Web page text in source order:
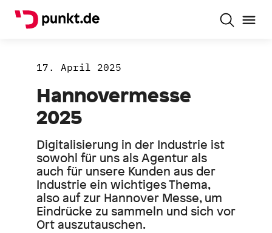
17. April 2025
Hannovermesse
2025
Digitalisierung in der Industrie ist
sowohl für uns als Agentur als
auch für unsere Kunden aus der
Industrie ein wichtiges Thema,
also auf zur Hannover Messe, um
Eindrücke zu sammeln und sich vor
Ort auszutauschen.